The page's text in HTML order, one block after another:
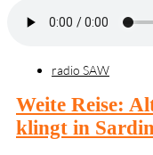
radio SAW
Weite Reise:
klingt in